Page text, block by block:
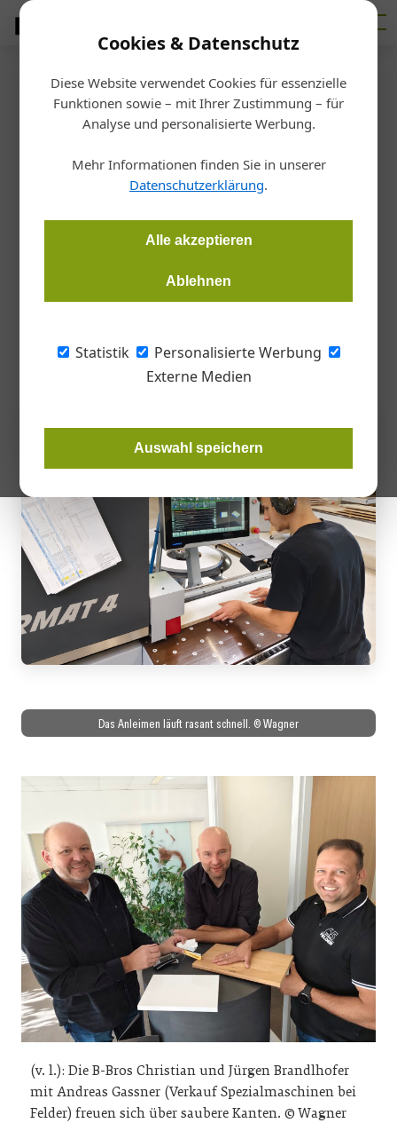
Cookies & Datenschutz
Diese Website verwendet Cookies für essenzielle
Funktionen sowie – mit Ihrer Zustimmung – für
Analyse und personalisierte Werbung.
Mehr Informationen finden Sie in unserer
Datenschutzerklärung.
Alle akzeptieren
Ablehnen
Statistik
Personalisierte Werbung
Externe Medien
Auswahl speichern
Startseite/ Fertigen
Kantenbearbeitung
Perfekte Kanten für schöne
Möbel
Die Tischlerei und Möbelmanufaktur B-Bros fertigt
saubere Kanten sorgt eine Tempora F800 von Felder.
Das Anleimen läuft rasant schnell. © Wagner
(v. l.): Die B-Bros Christian und Jürgen Brandlhofer
mit Andreas Gassner (Verkauf Spezialmaschinen bei
Felder) freuen sich über saubere Kanten. © Wagner